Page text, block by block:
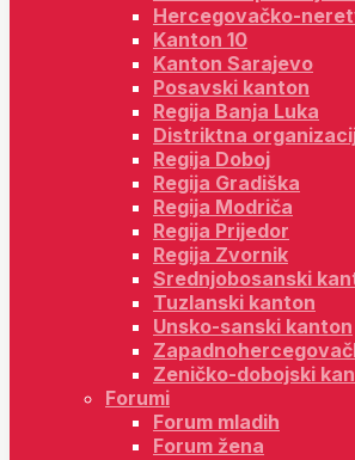
Hercegovačko-
Kanton 10
Kanton Sarajevo
Posavski kanton
Regija Banja Luka
Distriktna
Regija Doboj
Regija Gradiška
Regija Modriča
Regija Prijedor
Regija Zvornik
Srednjobosanski
Tuzlanski kanton
Unsko-sanski kanton
Zeničko-dobojski
Forumi
Forum mladih
Forum žena